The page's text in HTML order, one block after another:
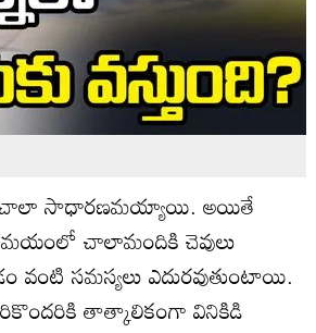
చాలా సాధారణమయ్యాయి. అయితే
చాలామందికి చెవులు
వంటి సమస్యలు ఎదురవుతుంటాయి.
తాత్కాలికంగా వినికిడి